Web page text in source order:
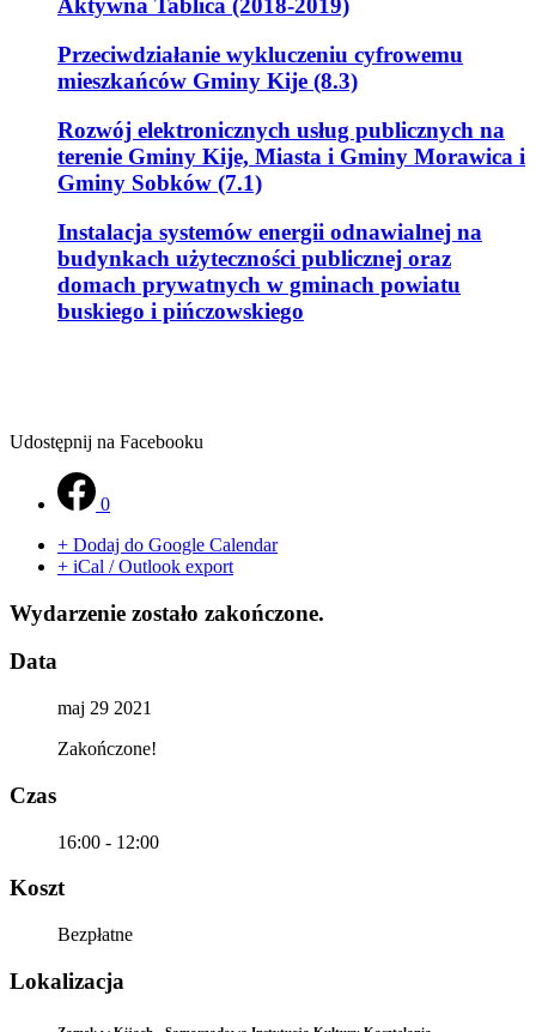
Aktywna Tablica (2018-2019)
Przeciwdziałanie wykluczeniu cyfrowemu
mieszkańców Gminy Kije (8.3)
Rozwój elektronicznych usług publicznych na
terenie Gminy Kije, Miasta i Gminy Morawica i
Gminy Sobków (7.1)
Instalacja systemów energii odnawialnej na
budynkach użyteczności publicznej oraz
domach prywatnych w gminach powiatu
buskiego i pińczowskiego
Udostępnij na Facebooku
0
+ Dodaj do Google Calendar
+ iCal / Outlook export
Wydarzenie zostało zakończone.
Data
maj 29 2021
Zakończone!
Czas
16:00 - 12:00
Koszt
Bezpłatne
Lokalizacja